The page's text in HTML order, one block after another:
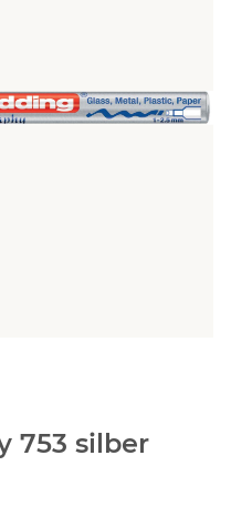
753 silber